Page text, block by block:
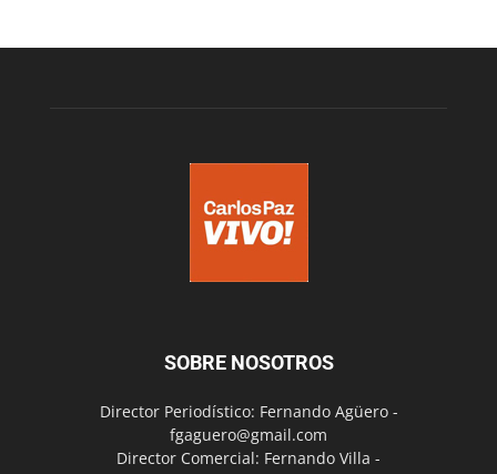
SOBRE NOSOTROS
Director Periodístico: Fernando Agüero -
fgaguero@gmail.com
Director Comercial: Fernando Villa -